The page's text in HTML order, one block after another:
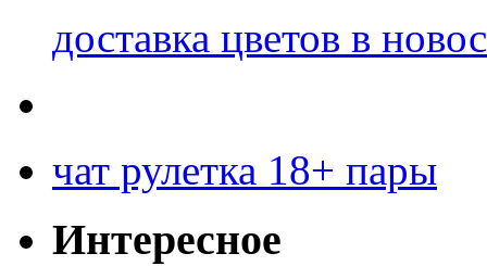
доставка цветов в
чат рулетка 18+ пары
Интересное